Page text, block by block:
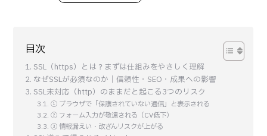
目次
SSL（https）とは？まずは仕組みをやさしく理解
なぜSSLが必須なのか｜信頼性・SEO・成果への影響
SSL未対応（http）のままだと起こる3つのリスク
① ブラウザで「保護されていない通信」と表示される
② フォーム入力が敬遠される（CV低下）
③ 情報漏えい・改ざんリスクが上がる